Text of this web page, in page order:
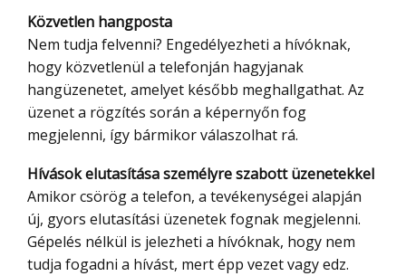
Közvetlen hangposta
Nem tudja felvenni? Engedélyezheti a hívóknak,
hogy közvetlenül a telefonján hagyjanak
hangüzenetet, amelyet később meghallgathat. Az
üzenet a rögzítés során a képernyőn fog
megjelenni, így bármikor válaszolhat rá.
Hívások elutasítása személyre szabott üzenetekkel
Amikor csörög a telefon, a tevékenységei alapján
új, gyors elutasítási üzenetek fognak megjelenni.
Gépelés nélkül is jelezheti a hívóknak, hogy nem
tudja fogadni a hívást, mert épp vezet vagy edz.